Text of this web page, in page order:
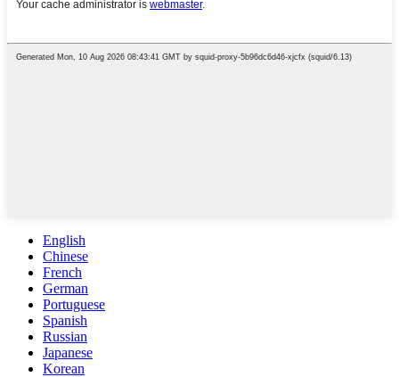
English
Chinese
French
German
Portuguese
Spanish
Russian
Japanese
Korean